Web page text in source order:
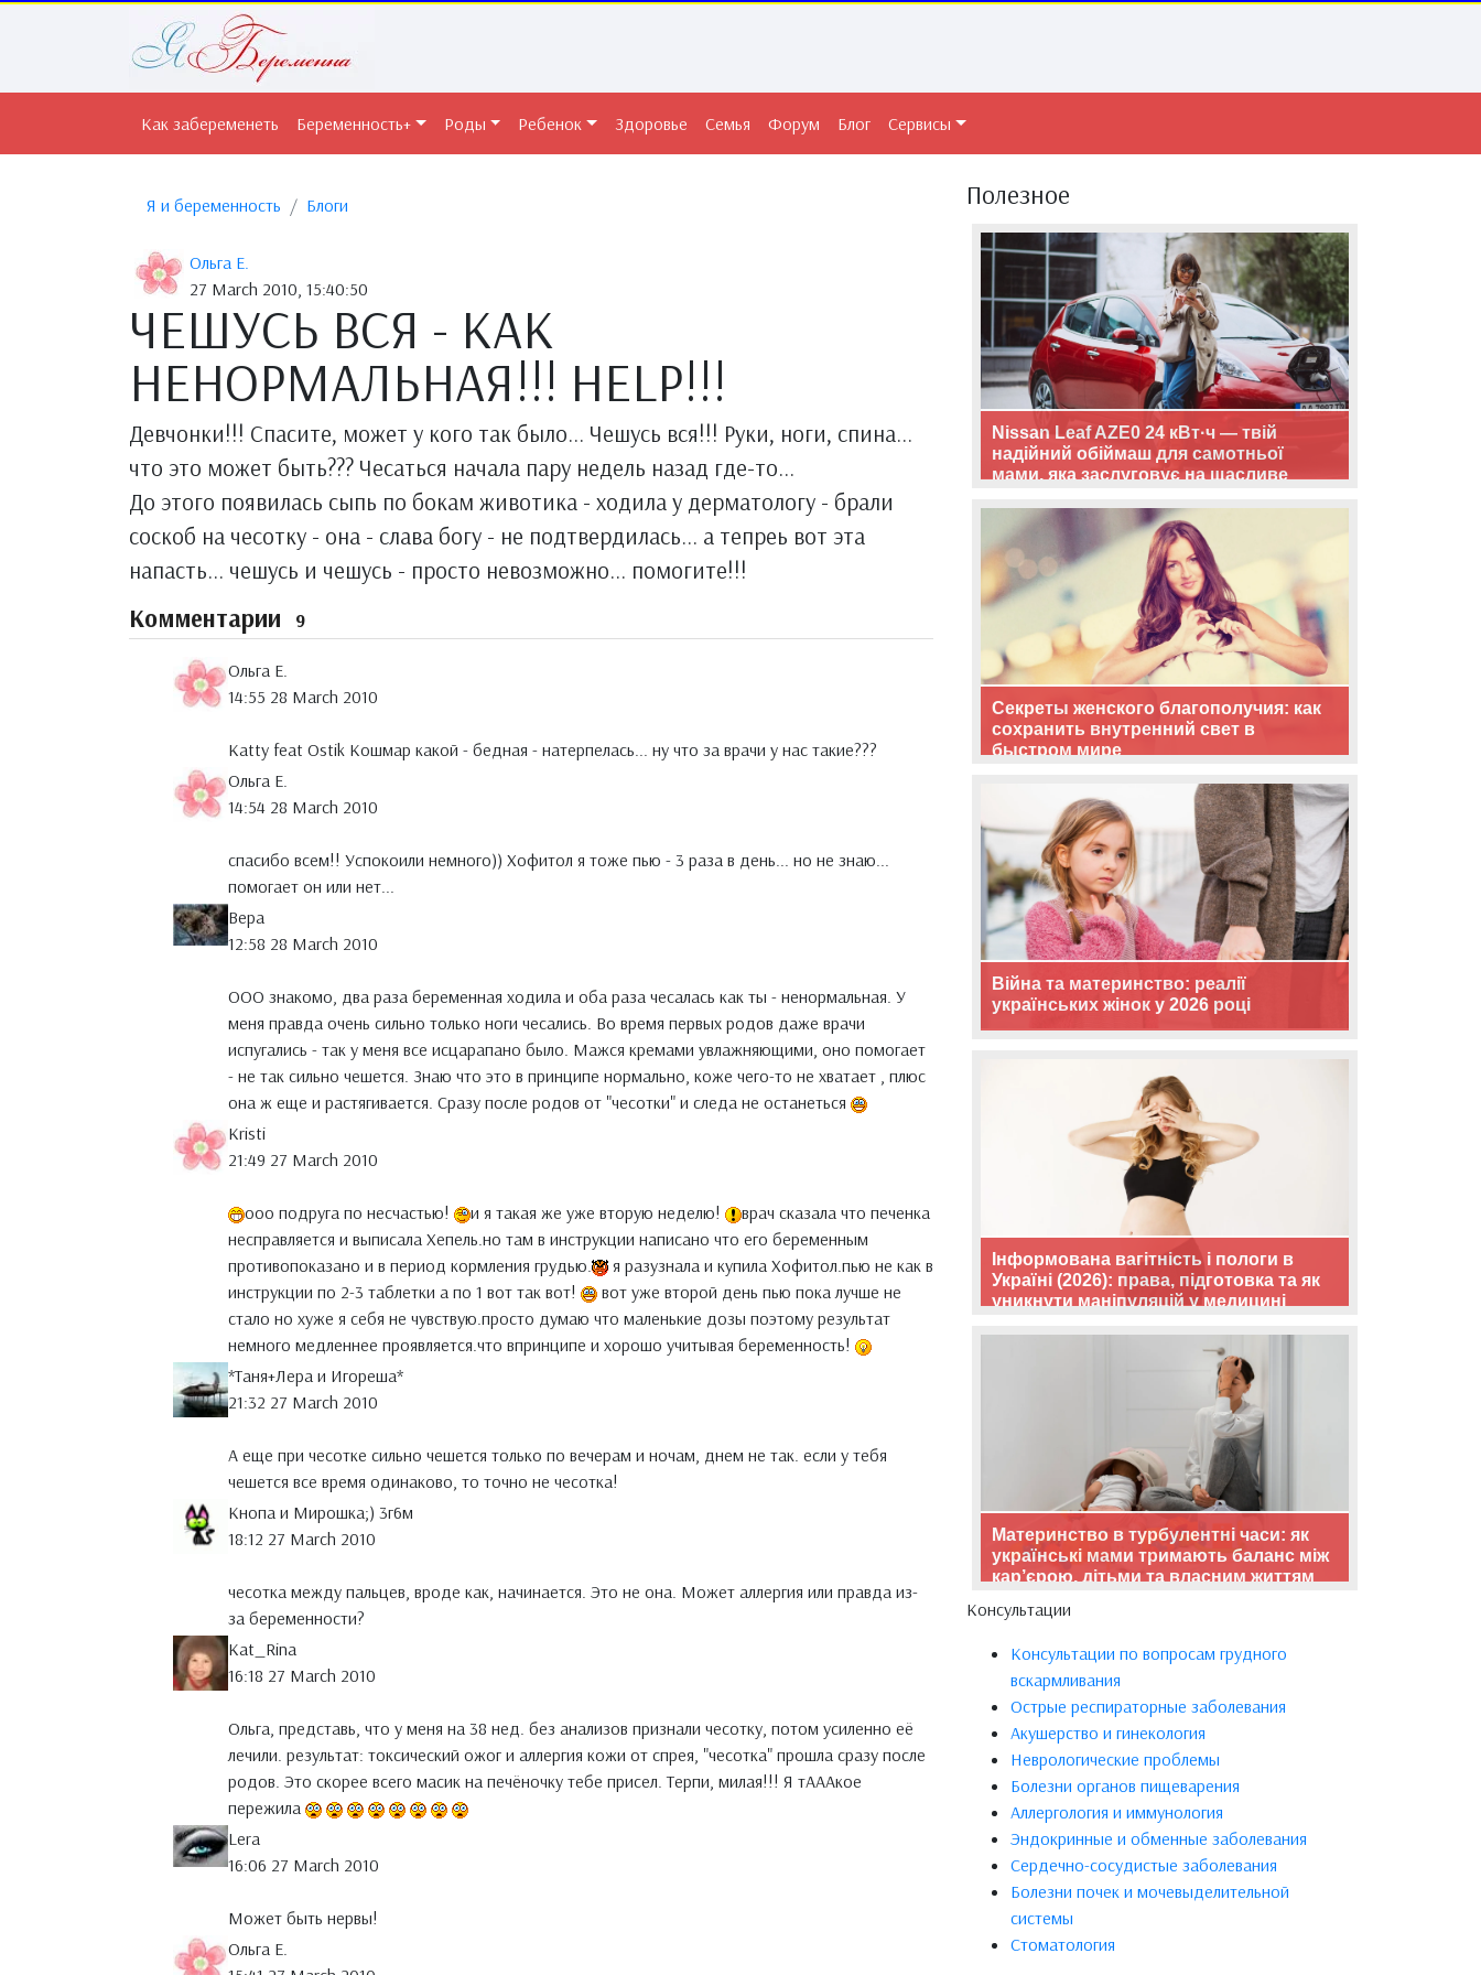
Как забеременеть Беременность+ Роды Ребенок Здоровье Семья Форум Блог Сервисы
Я и беременность Блоги
Ольга Е.
27 March 2010, 15:40:50
ЧЕШУСЬ ВСЯ - КАК
НЕНОРМАЛЬНАЯ!!! HELP!!!
Девчонки!!! Спасите, может у кого так было... Чешусь вся!!! Руки, ноги, спина...
что это может быть??? Чесаться начала пару недель назад где-то...
До этого появилась сыпь по бокам животика - ходила у дерматологу - брали
соскоб на чесотку - она - слава богу - не подтвердилась... а тепреь вот эта
напасть... чешусь и чешусь - просто невозможно... помогите!!!
Комментарии 9
Ольга Е.
14:55 28 March 2010
Katty feat Ostik Кошмар какой - бедная - натерпелась... ну что за врачи у нас такие???
Ольга Е.
14:54 28 March 2010
спасибо всем!! Успокоили немного)) Хофитол я тоже пью - 3 раза в день... но не знаю...
помогает он или нет...
Вера
12:58 28 March 2010
ООО знакомо, два раза беременная ходила и оба раза чесалась как ты - ненормальная. У
меня правда очень сильно только ноги чесались. Во время первых родов даже врачи
испугались - так у меня все исцарапано было. Мажся кремами увлажняющими, оно помогает
- не так сильно чешется. Знаю что это в принципе нормально, коже чего-то не хватает , плюс
она ж еще и растягивается. Сразу после родов от "чесотки" и следа не останеться
Kristi
21:49 27 March 2010
ооо подруга по несчастью! и я такая же уже вторую неделю!
врач сказала что печенка
несправляется и выписала Хепель.но там в инструкции написано что его беременным
противопоказано и в период кормления грудью.
я разузнала и купила Хофитол.пью не как в
инструкции по 2-3 таблетки а по 1 вот так вот!
вот уже второй день пью пока лучше не
стало но хуже я себя не чувствую.просто думаю что маленькие дозы поэтому результат
немного медленнее проявляется.что впринципе и хорошо учитывая беременность!
*Таня+Лера и Игореша*
21:32 27 March 2010
А еще при чесотке сильно чешется только по вечерам и ночам, днем не так. если у тебя
чешется все время одинаково, то точно не чесотка!
Кнопа и Мирошка;) 3г6м
18:12 27 March 2010
чесотка между пальцев, вроде как, начинается. Это не она. Может аллергия или правда из-
за беременности?
Kat_Rina
16:18 27 March 2010
Ольга, представь, что у меня на 38 нед. без анализов признали чесотку, потом усиленно её
лечили. результат: токсический ожог и аллергия кожи от спрея, "чесотка" прошла сразу после
родов. Это скорее всего масик на печёночку тебе присел. Терпи, милая!!! Я тАААкое
пережила
Lera
16:06 27 March 2010
Может быть нервы!
Ольга Е.
Полезное
Nissan Leaf AZE0 24 кВт·ч — твій
надійний обіймаш для самотньої
мами, яка заслуговує на щасливе
Секреты женского благополучия: как
сохранить внутренний свет в
быстром мире
Війна та материнство: реалії
українських жінок у 2026 році
Інформована вагітність і пологи в
Україні (2026): права, підготовка та як
уникнути маніпуляцій у медицині
Материнство в турбулентні часи: як
українські мами тримають баланс між
кар’єрою, дітьми та власним життям
Консультации
Консультации по вопросам грудного
вскармливания
Острые респираторные заболевания
Акушерство и гинекология
Неврологические проблемы
Болезни органов пищеварения
Аллергология и иммунология
Эндокринные и обменные заболевания
Сердечно-сосудистые заболевания
Болезни почек и мочевыделительной
системы
Стоматология